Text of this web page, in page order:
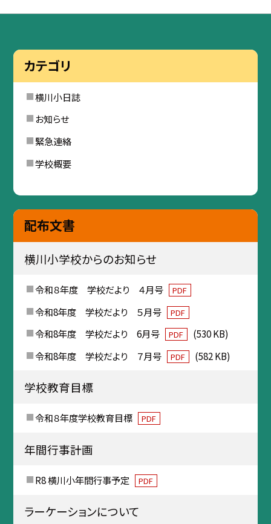
カテゴリ
横川小日誌
お知らせ
緊急連絡
学校概要
配布文書
横川小学校からのお知らせ
令和８年度 学校だより ４月号 PDF
令和8年度 学校だより ５月号 PDF
令和8年度 学校だより 6月号 PDF
(530 KB)
令和8年度 学校だより ７月号
PDF (582 KB)
学校教育目標
令和８年度学校教育目標 PDF
年間行事計画
R8 横川小年間行事予定 PDF
ラーケーションについて